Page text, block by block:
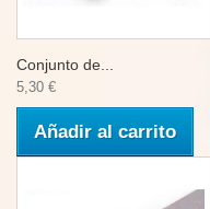
Conjunto de...
5,30 €
Añadir al carrito